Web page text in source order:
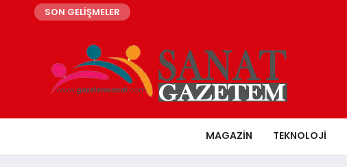
SON GELİŞMELER
MAGAZIN TEKNOLOJI